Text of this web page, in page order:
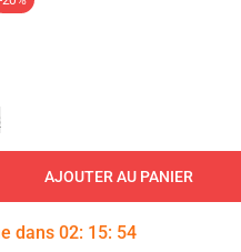
AJOUTER AU PANIER
dans 02: 15: 54